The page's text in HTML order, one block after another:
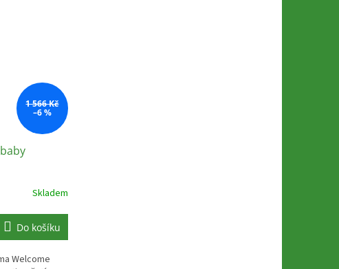
1 566 Kč
–6 %
Skladem
Do košíku
Welcome